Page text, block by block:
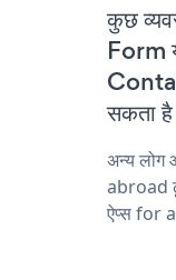
कुछ
Form
सकता
अन्य लोग
abroad
ऐप्स for